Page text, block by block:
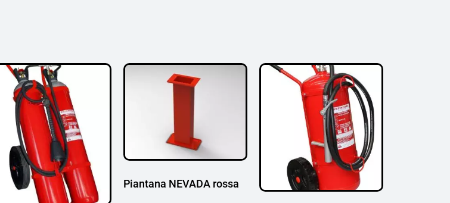
Piantana NEVADA rossa